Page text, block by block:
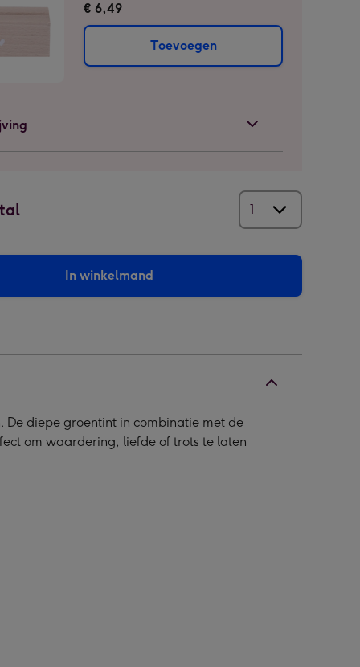
€ 6,49
Toevoegen
In winkelmand
diepe groentint in combinatie met de
om waardering, liefde of trots te laten